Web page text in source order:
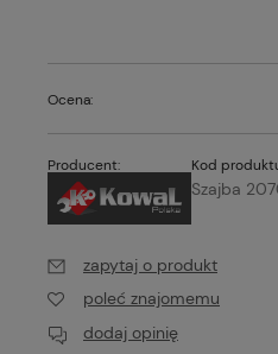
Ocena:
Producent: Kod
Szajba
zapytaj o produkt
poleć znajomemu
dodaj opinię